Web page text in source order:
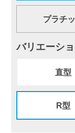
プラチ
バリエーシ
直型
R型